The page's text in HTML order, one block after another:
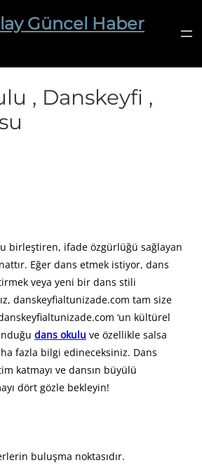
Güncel Haber
, Danskeyfi ,
birleştiren, ifade özgürlüğü sağlayan
Eğer dans etmek istiyor, dans
veya yeni bir dans stili
danskeyfialtunizade.com tam size
‘un kültürel
dans okulu ve özellikle salsa
fazla bilgi edineceksiniz. Dans
katmayı ve dansın büyülü
dört gözle bekleyin!
buluşma noktasıdır.